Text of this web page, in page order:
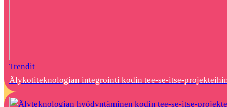
Trendit
Älykotiteknologian integrointi kodin tee-se-itse-